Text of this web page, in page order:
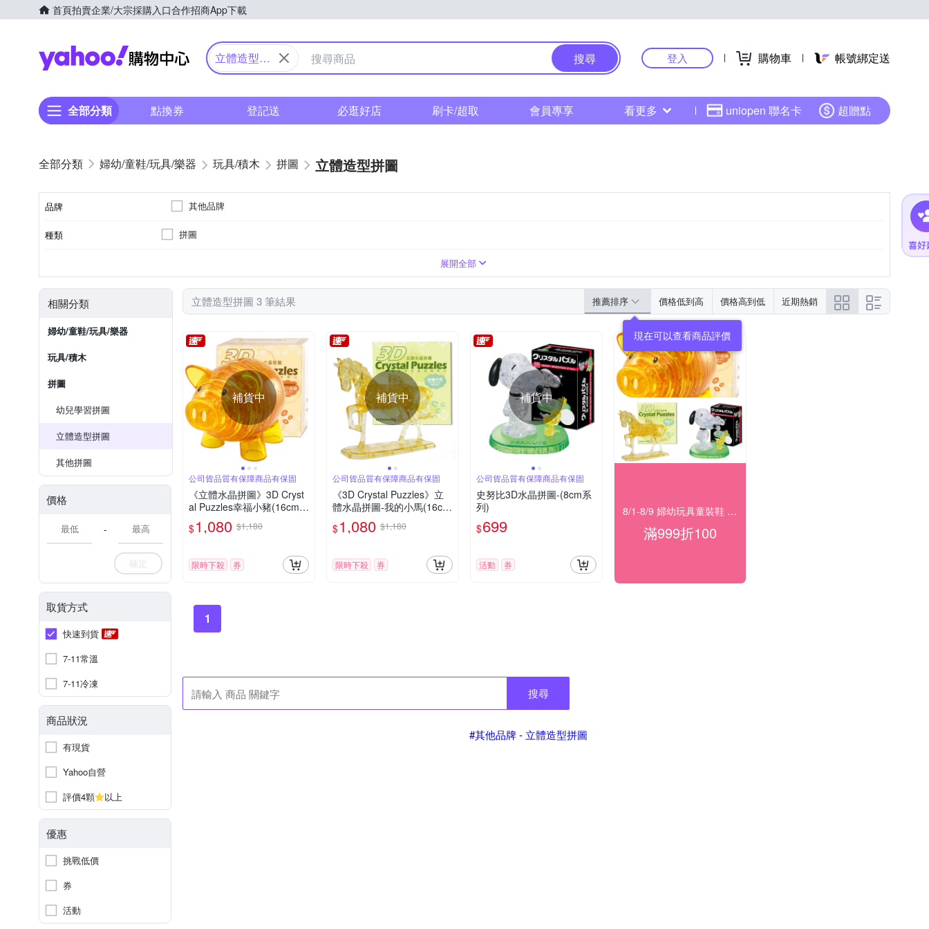
首頁拍賣企業/大宗採購入口合作招商App下載
Yahoo購物中心
立體造型拼
搜尋 登入 購物車 帳號綁定送
全部分類 點換券 登記送 必逛好店 刷卡/超取 會員專享 看更多 uniopen 聯名卡 超贈點
婦幼/童鞋/玩具/樂器 玩具/積木 拼圖 立體造型拼圖
品牌 其他品牌
種類 拼圖
警察戰隊vs快盜戰隊展開全部
相關分類
婦幼/童鞋/玩具/樂器
玩具/積木
拼圖
幼兒學習拼圖
立體造型拼圖
其他拼圖
價格
-
確定
取貨方式
快速到貨
7-11常溫
7-11冷凍
商品狀況
有現貨
Yahoo自營
評價4顆
以上
優惠
挑戰低價
券
活動
立體造型拼圖 3 筆結果 推薦排序 價格低到高 價格高到低 近期熱銷
現在可以查看商品評價
補貨中
公司貨品質有保障商品有保固
《立體水晶拼圖》3D Cryst
al Puzzles幸福小豬(16cm系
列)(二色可選)
$1,080 $1,180
限時下殺 券
補貨中
公司貨品質有保障商品有保固
《3D Crystal Puzzles》立
體水晶拼圖-我的小馬(16cm
系列-100片)
$1,080 $1,180
限時下殺 券
補貨中
公司貨品質有保障商品有保固
史努比3D水晶拼圖-(8cm系
列)
$699
活動 券
8/1-8/9 婦幼玩具童裝鞋 指定品滿999折100
滿999折100
1
搜尋
#其他品牌 - 立體造型拼圖